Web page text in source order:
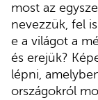
most az
nevezzük, fel
e a világot a
és erejük?
lépni,
országokról